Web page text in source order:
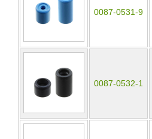
0087-0531-9
0087-0532-1